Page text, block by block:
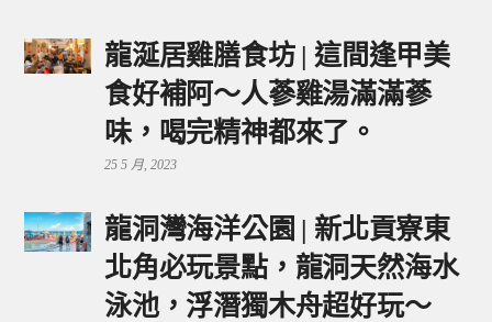
龍涎居雞膳食坊 | 這間逢甲美
食好補阿～人蔘雞湯滿滿蔘
味，喝完精神都來了。
25 5 月, 2023
龍洞灣海洋公園 | 新北貢寮東
北角必玩景點，龍洞天然海水
泳池，浮潛獨木舟超好玩～